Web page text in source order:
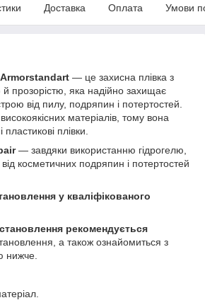
Доставка Оплата Умови
Armorstandart — це захисна плівка з
прозорістю, яка надійно захищає
від пилу, подряпин і потертостей.
матеріалів, тому вона
плівки.
— завдяки використанню гідрогелю,
від косметичних подряпин і потертостей
у кваліфікованого
рекомендується
а також ознайомиться з
нижче.